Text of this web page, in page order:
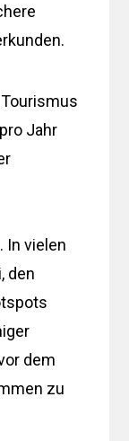
Jahr
In vielen
den
dem
zu